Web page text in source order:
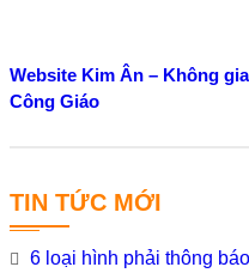
TIN TỨC MỚI
6 loại hình phải thông
Website Kim Ân – Không
Công Giáo